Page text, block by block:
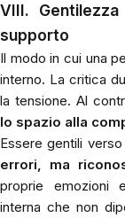
VIII.
supporto
Il modo in cui una
interno. La critica
la tensione. Al
lo spazio alla
Essere gentili
errori, ma
proprie emozioni
interna che non